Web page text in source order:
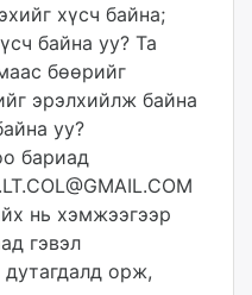
хүсч байна;
байна уу? Та
бөөрийг
эрэлхийлж байна
уу?
бариад
нь хэмжээгээр
гэвэл
орж,